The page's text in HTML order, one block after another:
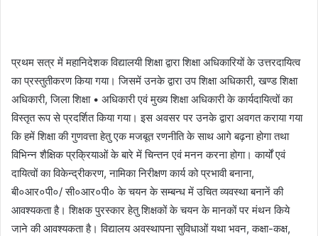
प्रथम सत्र में महानिदेशक विद्यालयी शिक्षा द्वारा शिक्षा अधिकारियों के उत्तरदायित्व
का प्रस्तुतीकरण किया गया। जिसमें उनके द्वारा उप शिक्षा अधिकारी, खण्ड शिक्षा
अधिकारी, जिला शिक्षा • अधिकारी एवं मुख्य शिक्षा अधिकारी के कार्यदायित्वों का
विस्तृत रूप से प्रदर्शित किया गया। इस अवसर पर उनके द्वारा अवगत कराया गया
कि हमें शिक्षा की गुणवत्ता हेतु एक मजबूत रणनीति के साथ आगे बढ़ना होगा तथा
विभिन्न शैक्षिक प्रक्रियाओं के बारे में चिन्तन एवं मनन करना होगा। कार्यों एवं
दायित्वों का विकेन्द्रीकरण, नामिका निरीक्षण कार्य को प्रभावी बनाना,
बी०आर०पी०/ सी०आर०पी० के चयन के सम्बन्ध में उचित व्यवस्था बनानें की
आवश्यकता है। शिक्षक पुरस्कार हेतु शिक्षकों के चयन के मानकों पर मंथन किये
जाने की आवश्यकता है। विद्यालय अवस्थापना सुविधाओं यथा भवन, कक्षा-कक्ष,